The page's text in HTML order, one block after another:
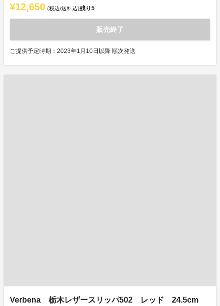
¥12,650 (税込/送料込)残り5
販売終了
ご提供予定時期：2023年1月10日以降 順次発送
Verbena 栃木レザースリッパ502 レッド 24.5cm